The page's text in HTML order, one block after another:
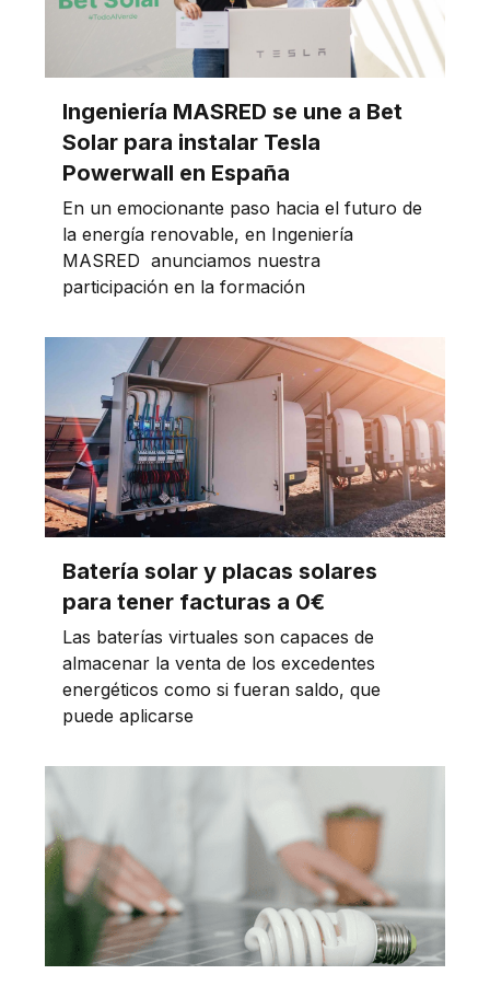
Ingeniería MASRED se une a Bet
Solar para instalar Tesla
Powerwall en España
En un emocionante paso hacia el futuro de
la energía renovable, en Ingeniería
MASRED anunciamos nuestra
participación en la formación
Batería solar y placas solares
para tener facturas a 0€
Las baterías virtuales son capaces de
almacenar la venta de los excedentes
energéticos como si fueran saldo, que
puede aplicarse